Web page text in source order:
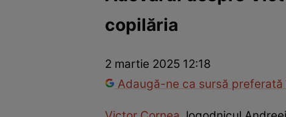
Vedete internaționaleVedete românești
copilăria
2 martie 2025 12:18
Adaugă-ne ca sursă preferată